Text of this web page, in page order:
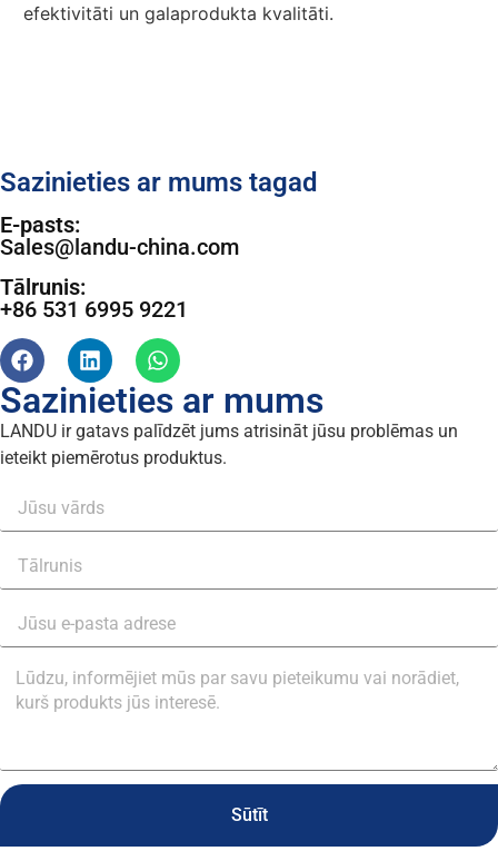
efektivitāti un galaprodukta kvalitāti.
Sazinieties ar mums tagad
E-pasts:
Sales@landu-china.com
Tālrunis:
+86 531 6995 9221
Sazinieties ar mums
LANDU ir gatavs palīdzēt jums atrisināt jūsu problēmas un
ieteikt piemērotus produktus.
Sūtīt